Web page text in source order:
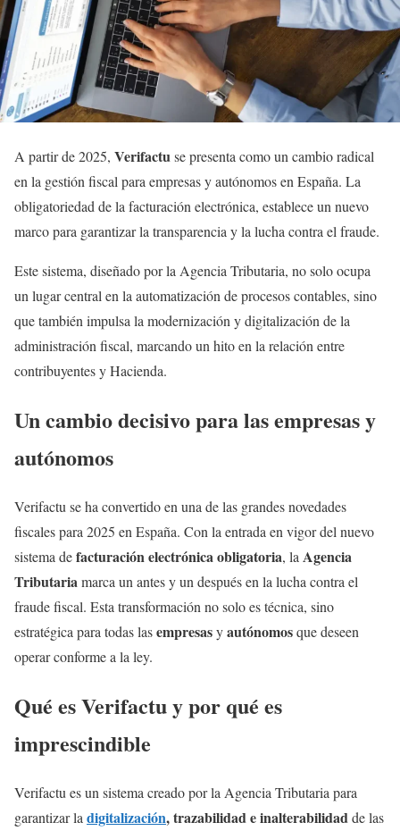
A partir de 2025, Verifactuse presenta como un cambio radical
en la gestión fiscal para empresas y autónomos en España. La
obligatoriedad de la facturación electrónica, establece un nuevo
marco para garantizar la transparencia y la lucha contra el fraude.
Este sistema, diseñado por la Agencia Tributaria, no solo ocupa
un lugar central en la automatización de procesos contables, sino
que también impulsa la modernización y digitalización de la
administración fiscal, marcando un hito en la relación entre
contribuyentes y Hacienda.
Un cambio decisivo para las empresas y
autónomos
Verifactu se ha convertido en una de las grandes novedades
fiscales para 2025 en España. Con la entrada en vigor del nuevo
sistema defacturación electrónica obligatoria, la Agencia
Tributariamarca un antes y un después en la lucha contra el
fraude fiscal. Esta transformación no solo es técnica, sino
estratégica para todas lasempresasyautónomosque deseen
operar conforme a la ley.
Qué es Verifactu y por qué es
imprescindible
Verifactu es un sistema creado por la Agencia Tributaria para
garantizar la digitalización, trazabilidad e inalterabilidad de las